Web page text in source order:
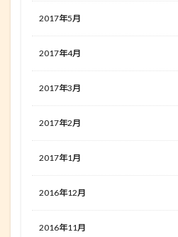
2017年5月
2017年4月
2017年3月
2017年2月
2017年1月
2016年12月
2016年11月